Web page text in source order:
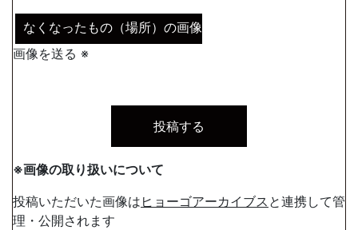
なくなったもの（場所）の画像
画像を送る ※
※画像の取り扱いについて
投稿いただいた画像は ヒョーゴアーカイブス と連携して管
理・公開されます